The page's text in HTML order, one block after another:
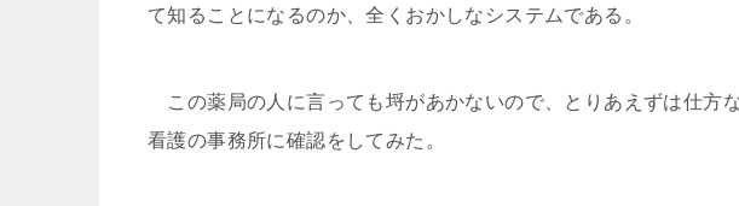
て知ることになるのか、全くおかしなシステムである。
この薬局の人に言っても埒があかないので、とりあえずは仕方
看護の事務所に確認をしてみた。